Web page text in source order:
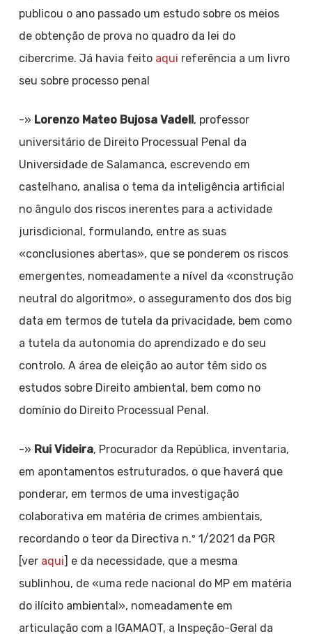
publicou o ano passado um estudo sobre os meios
de obtenção de prova no quadro da lei do
cibercrime. Já havia feito aqui referência a um livro
seu sobre processo penal
-» Lorenzo Mateo Bujosa Vadell, professor
universitário de Direito Processual Penal da
Universidade de Salamanca, escrevendo em
castelhano, analisa o tema da inteligência artificial
no ângulo dos riscos inerentes para a actividade
jurisdicional, formulando, entre as suas
«conclusiones abertas», que se ponderem os riscos
emergentes, nomeadamente a nível da «construção
neutral do algoritmo», o asseguramento dos dos big
data em termos de tutela da privacidade, bem como
a tutela da autonomia do aprendizado e do seu
controlo. A área de eleição ao autor têm sido os
estudos sobre Direito ambiental, bem como no
domínio do Direito Processual Penal.
-» Rui Videira, Procurador da República, inventaria,
em apontamentos estruturados, o que haverá que
ponderar, em termos de uma investigação
colaborativa em matéria de crimes ambientais,
recordando o teor da Directiva n.º 1/2021 da PGR
[ver aqui] e da necessidade, que a mesma
sublinhou, de «uma rede nacional do MP em matéria
do ilícito ambiental», nomeadamente em
articulação com a IGAMAOT, a Inspeção-Geral da